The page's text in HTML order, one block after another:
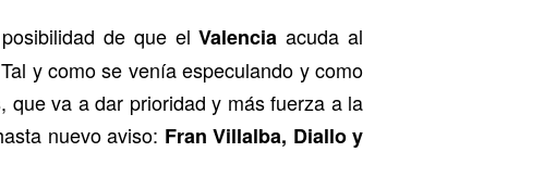
de que elValencia acuda al
y como se venía especulando y como
que va a dar prioridad y más fuerza a la
nuevo aviso: Fran Villalba, Diallo y